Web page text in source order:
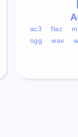
ac3 flac
ogg
wav